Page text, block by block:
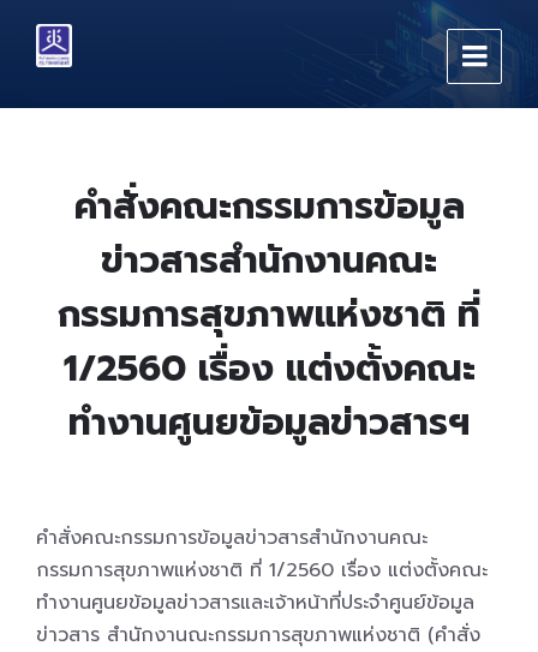
content
main
footer
คำสั่งคณะกรรมการข้อมูล
ข่าวสารสำนักงานคณะ
กรรมการสุขภาพแห่งชาติ ที่
1/2560 เรื่อง แต่งตั้งคณะ
ทำงานศูนยข้อมูลข่าวสารฯ
คำสั่งคณะกรรมการข้อมูลข่าวสารสำนักงานคณะ
กรรมการสุขภาพแห่งชาติ ที่ 1/2560 เรื่อง แต่งตั้งคณะ
ทำงานศูนยข้อมูลข่าวสารและเจ้าหน้าที่ประจำศูนย์ข้อมูล
ข่าวสาร สำนักงานณะกรรมการสุขภาพแห่งชาติ (คำสั่ง